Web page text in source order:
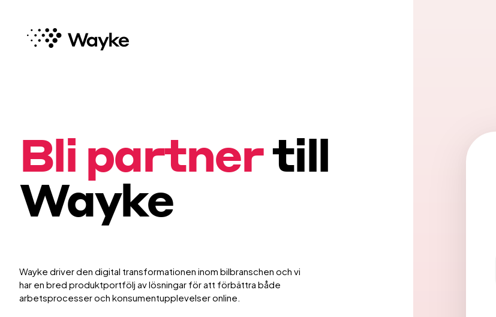
Bli partnertill
Wayke
Wayke driver den digital transformationen inom bilbranschen och vi
har en bred produktportfölj av lösningar för att förbättra både
arbetsprocesser och konsumentupplevelser online.